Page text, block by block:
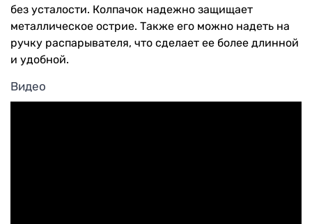
без усталости. Колпачок надежно защищает
металлическое острие. Также его можно надеть на
ручку распарывателя, что сделает ее более длинной
и удобной.
Видео